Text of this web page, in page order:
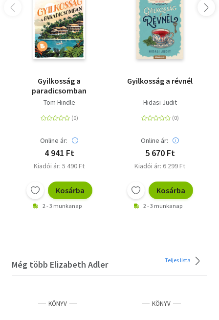
Gyilkosság a
paradicsomban
Tom Hindle
Online ár:
4 941 Ft
Kiadói ár: 5 490 Ft
Kosárba
2 - 3 munkanap
Gyilkosság a révnél
Hidasi Judit
Online ár:
5 670 Ft
Kiadói ár: 6 299 Ft
Kosárba
2 - 3 munkanap
Még több Elizabeth Adler Teljes lista
KÖNYV KÖNYV